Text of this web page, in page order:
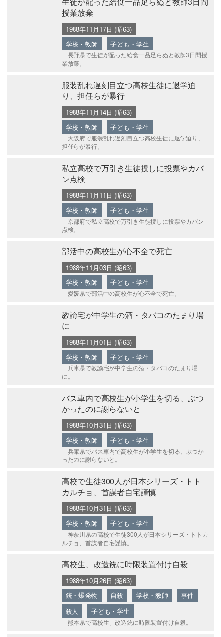
授業放棄
1988年11月17日 (昭63)
学校・教師
子ども・学生
長野県で生徒が配った給食一品足らぬと教師3日間授
業放棄。
服装乱れ遅刻目立つ高校生徒に退学迫
り、担任らが暴行
1988年11月14日 (昭63)
学校・教師
子ども・学生
大阪府で服装乱れ遅刻目立つ高校生徒に退学迫り、
担任らが暴行。
私立高校で万引き生徒捜しに投票やカバ
ン点検
1988年11月11日 (昭63)
学校・教師
子ども・学生
京都府で私立高校で万引き生徒捜しに投票やカバン
点検。
部活中の高校生が心不全で死亡
1988年11月03日 (昭63)
学校・教師
子ども・学生
愛媛県で部活中の高校生が心不全で死亡。
教諭宅が中学生の酒・タバコのたまり場
に
1988年11月01日 (昭63)
学校・教師
子ども・学生
兵庫県で教諭宅が中学生の酒・タバコのたまり場
に。
バス車内で高校生が小学生を切る、ぶつ
かったのに謝らないと
1988年10月31日 (昭63)
学校・教師
子ども・学生
兵庫県でバス車内で高校生が小学生を切る、ぶつか
ったのに謝らないと。
高校で生徒300人が日本シリーズ・トト
カルチョ、首謀者自宅謹慎
1988年10月31日 (昭63)
学校・教師
子ども・学生
神奈川県の高校で生徒300人が日本シリーズ・トトカ
ルチョ、首謀者自宅謹慎。
高校生、改造銃に時限装置付け自殺
1988年10月26日 (昭63)
銃・爆発物
自殺 学校・教師
事件
殺人
子ども・学生
熊本県で高校生、改造銃に時限装置付け自殺。